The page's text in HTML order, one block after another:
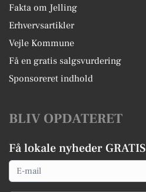
Fakta om Jelling
Erhvervsartikler
Vejle Kommune
Få en gratis salgsvurdering
Sponsoreret indhold
BLIV OPDATERET
Få lokale nyheder GRATIS
Email